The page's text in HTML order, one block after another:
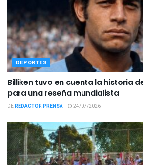
DEPORTES
Billiken tuvo en cuenta la historia
para una reseña mundialista
DEREDACTOR PRENSA 24/07/2026